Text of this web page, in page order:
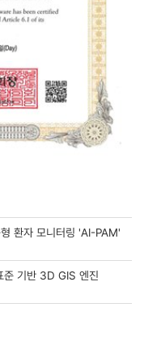
환자 모니터링 'AI-PAM'
준 기반 3D GIS 엔진